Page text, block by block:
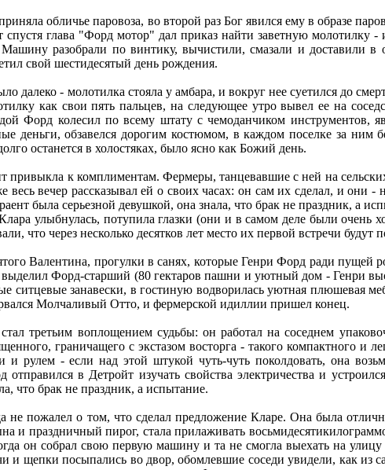
обличье паровоза, во второй раз Бог явился ему в образе
спустя глава "Форд мотор" дал приказ найти заветную
разобрали по винтику, вычистили, смазали и доставили
свой шестидесятый день рождения.
далеко - молотилка стояла у амбара, и вокруг нее суетился до
как свои пять пальцев, на следующее утро вывел ее на
Форд колесил по всему штату с чемоданчиком инструментов,
деньги, обзавелся дорогим костюмом, в каждом поселке за
останется в холостяках, было ясно как Божий день.
привыкла к комплиментам. Фермеры, танцевавшие с ней на
весь вечер рассказывал ей о своих часах: он сам их сделал, и
была серьезной девушкой, она знала, что брак не праздник, а
улыбнулась, потупила глазки (они и в самом деле были очень
что через несколько десятков лет место их первой встречи будут
Валентина, прогулки в санях, которые Генри Форд ради
Форд-старший (80 гектаров пашни и уютный дом - Генри
ситцевые занавески, в гостиную водворилась уютная плюшевая
Молчаливый Отто, и фермерской идиллии пришел конец.
третьим воплощением судьбы: он работал на соседнем
граничащего с экстазом восторга - такого компактного и
и рулем - если над этой штукой чуть-чуть поколдовать, она
отправился в Детройт изучать свойства электричества и
что брак не праздник, а испытание.
не пожалел о том, что сделал предложение Кларе. Она была
и праздничный пирог, стала прилаживать
он собрал свою первую машину и та не смогла выехать на
и щепки посыпались во двор, обомлевшие соседи увидели, как из